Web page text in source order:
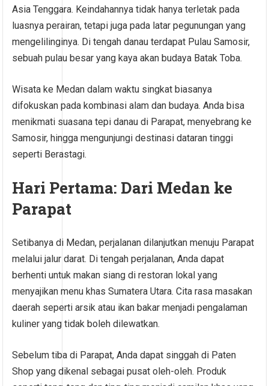
Asia Tenggara. Keindahannya tidak hanya terletak pada
luasnya perairan, tetapi juga pada latar pegunungan yang
mengelilinginya. Di tengah danau terdapat Pulau Samosir,
sebuah pulau besar yang kaya akan budaya Batak Toba.
Wisata ke Medan dalam waktu singkat biasanya
difokuskan pada kombinasi alam dan budaya. Anda bisa
menikmati suasana tepi danau di Parapat, menyebrang ke
Samosir, hingga mengunjungi destinasi dataran tinggi
seperti Berastagi.
Hari Pertama: Dari Medan ke
Parapat
Setibanya di Medan, perjalanan dilanjutkan menuju Parapat
melalui jalur darat. Di tengah perjalanan, Anda dapat
berhenti untuk makan siang di restoran lokal yang
menyajikan menu khas Sumatera Utara. Cita rasa masakan
daerah seperti arsik atau ikan bakar menjadi pengalaman
kuliner yang tidak boleh dilewatkan.
Sebelum tiba di Parapat, Anda dapat singgah di Paten
Shop yang dikenal sebagai pusat oleh-oleh. Produk